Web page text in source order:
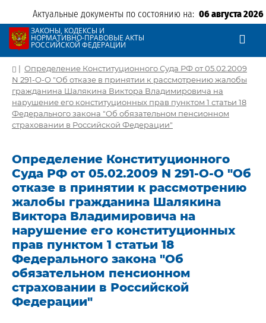
Актуальные документы по состоянию на: 06 августа 2026
ЗАКОНЫ, КОДЕКСЫ И
НОРМАТИВНО-ПРАВОВЫЕ АКТЫ
РОССИЙСКОЙ ФЕДЕРАЦИИ
| Определение Конституционного Суда РФ от 05.02.2009
N 291-О-О "Об отказе в принятии к рассмотрению жалобы
гражданина Шалякина Виктора Владимировича на
нарушение его конституционных прав пунктом 1 статьи 18
Федерального закона "Об обязательном пенсионном
страховании в Российской Федерации"
Определение Конституционного
Суда РФ от 05.02.2009 N 291-О-О "Об
отказе в принятии к рассмотрению
жалобы гражданина Шалякина
Виктора Владимировича на
нарушение его конституционных
прав пунктом 1 статьи 18
Федерального закона "Об
обязательном пенсионном
страховании в Российской
Федерации"